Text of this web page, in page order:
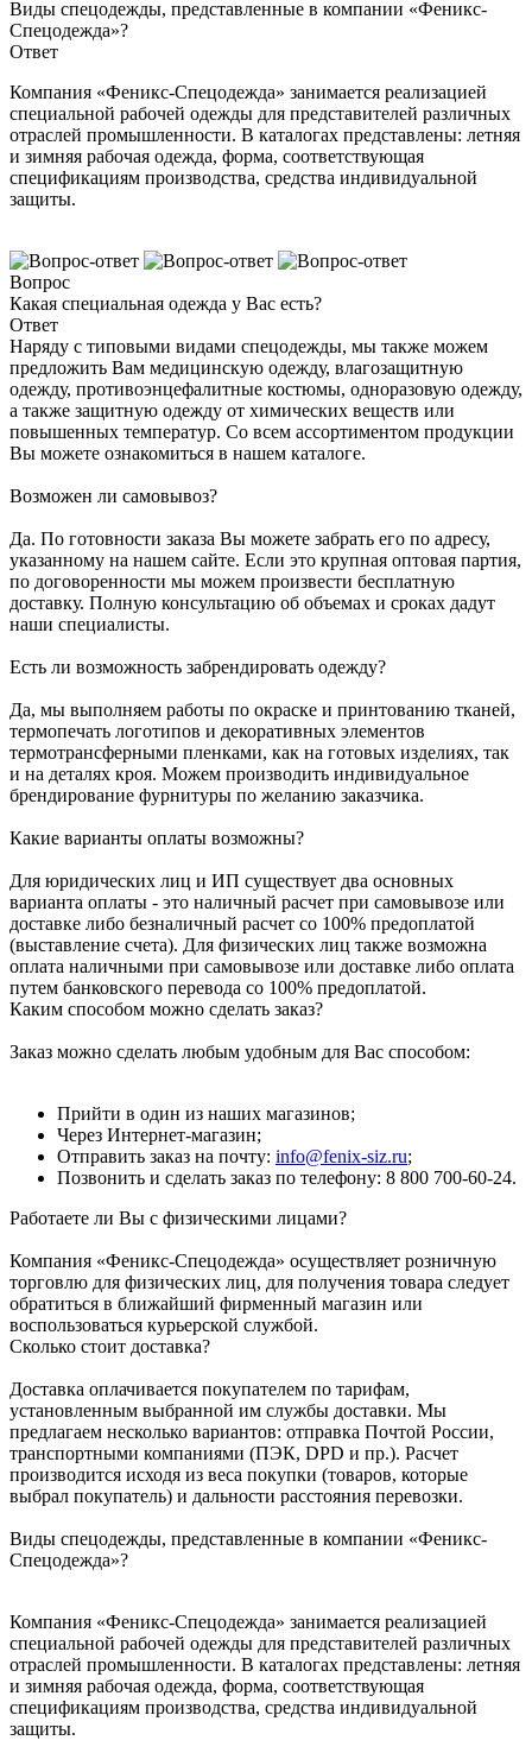
Виды спецодежды, представленные в компании «Феникс-
Спецодежда»?
Ответ
Компания «Феникс-Спецодежда» занимается реализацией
специальной рабочей одежды для представителей различных
отраслей промышленности. В каталогах представлены: летняя
и зимняя рабочая одежда, форма, соответствующая
спецификациям производства, средства индивидуальной
защиты.
Вопрос
Какая специальная одежда у Вас есть?
Ответ
Наряду с типовыми видами спецодежды, мы также можем
предложить Вам медицинскую одежду, влагозащитную
одежду, противоэнцефалитные костюмы, одноразовую одежду,
а также защитную одежду от химических веществ или
повышенных температур. Со всем ассортиментом продукции
Вы можете ознакомиться в нашем каталоге.
Возможен ли самовывоз?
Да. По готовности заказа Вы можете забрать его по адресу,
указанному на нашем сайте. Если это крупная оптовая партия,
по договоренности мы можем произвести бесплатную
доставку. Полную консультацию об объемах и сроках дадут
наши специалисты.
Есть ли возможность забрендировать одежду?
Да, мы выполняем работы по окраске и принтованию тканей,
термопечать логотипов и декоративных элементов
термотрансферными пленками, как на готовых изделиях, так
и на деталях кроя. Можем производить индивидуальное
брендирование фурнитуры по желанию заказчика.
Какие варианты оплаты возможны?
Для юридических лиц и ИП существует два основных
варианта оплаты - это наличный расчет при самовывозе или
доставке либо безналичный расчет со 100% предоплатой
(выставление счета). Для физических лиц также возможна
оплата наличными при самовывозе или доставке либо оплата
путем банковского перевода со 100% предоплатой.
Каким способом можно сделать заказ?
Заказ можно сделать любым удобным для Вас способом:
Прийти в один из наших магазинов;
Через Интернет-магазин;
Отправить заказ на почту: info@fenix-siz.ru;
Позвонить и сделать заказ по телефону: 8 800 700-60-24.
Работаете ли Вы с физическими лицами?
Компания «Феникс-Спецодежда» осуществляет розничную
торговлю для физических лиц, для получения товара следует
обратиться в ближайший фирменный магазин или
воспользоваться курьерской службой.
Сколько стоит доставка?
Доставка оплачивается покупателем по тарифам,
установленным выбранной им службы доставки. Мы
предлагаем несколько вариантов: отправка Почтой России,
транспортными компаниями (ПЭК, DPD и пр.). Расчет
производится исходя из веса покупки (товаров, которые
выбрал покупатель) и дальности расстояния перевозки.
Виды спецодежды, представленные в компании «Феникс-
Спецодежда»?
Компания «Феникс-Спецодежда» занимается реализацией
специальной рабочей одежды для представителей различных
отраслей промышленности. В каталогах представлены: летняя
и зимняя рабочая одежда, форма, соответствующая
спецификациям производства, средства индивидуальной
защиты.